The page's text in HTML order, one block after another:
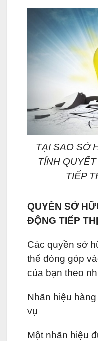
TẠI SAO SỞ
TÍNH
TIẾP
QUYỀN SỞ
ĐỘNG TIẾP THỊ
Các quyền sở
thể đóng góp
của bạn theo
Nhãn hiệu
vụ
Một nhãn hiệu